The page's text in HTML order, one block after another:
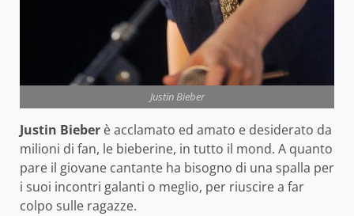
Justin Bieber
Justin Bieber è acclamato ed amato e desiderato da
milioni di fan, le bieberine, in tutto il mond. A quanto
pare il giovane cantante ha bisogno di una spalla per
i suoi incontri galanti o meglio, per riuscire a far
colpo sulle ragazze.